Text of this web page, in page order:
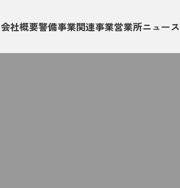
会社概要警備事業関連事業営業所ニュース